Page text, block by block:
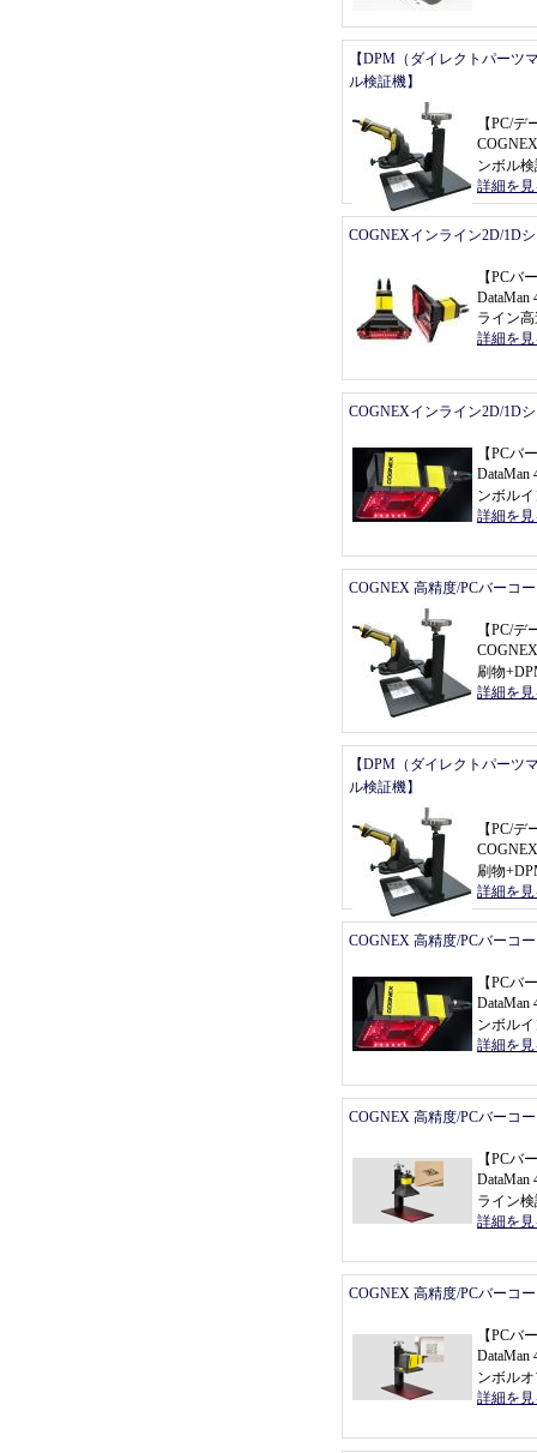
【DPM（ダイレクトパーツ
ル検証機】
【PC/デ
ンボル
詳細を
COGNEXインライン2D/1D
【PCバ
ライン
詳細を
COGNEXインライン2D/1D
【PCバ
DataMan
ンボル
詳細を
COGNEX 高精度/PCバーコ
【PC/デ
刷物
詳細を
【DPM（ダイレクトパーツ
ル検証機】
【PC/デ
刷物
詳細を
COGNEX 高精度/PCバーコ
【PCバ
DataMan
ンボル
詳細を
COGNEX 高精度/PCバーコ
【PCバ
DataMan
ライン
詳細を
COGNEX 高精度/PCバーコ
【PCバ
DataMan
ンボル
詳細を